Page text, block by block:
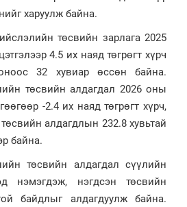
харуулж байна.
төсвийн зарлага 2025
4.5 их наяд төгрөгт хүрч
32 хувиар өссөн байна.
төсвийн алдагдал 2026 оны
-2.4 их наяд төгрөгт хүрч,
алдагдлын 232.8 хувьтай
байна.
төсвийн алдагдал сүүлийн
нэмэгдэж, нэгдсэн төсвийн
байдлыг алдагдуулж байна.